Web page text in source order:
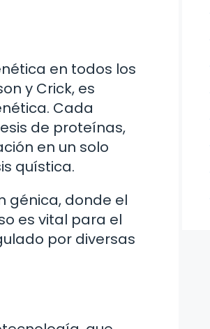
en todos los
y Crick, es
Cada
de proteínas,
en un solo
quística.
génica, donde el
es vital para el
por diversas